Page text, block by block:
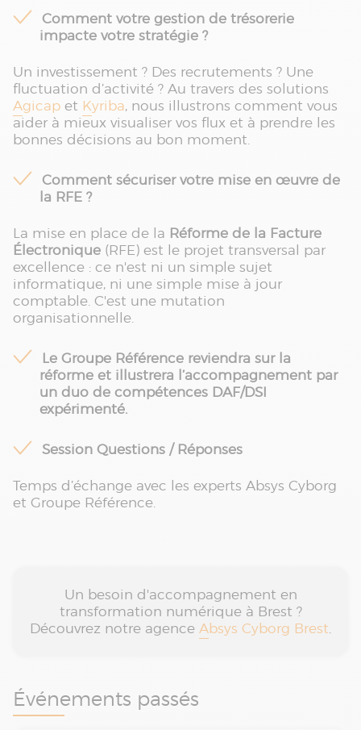
Comment votre gestion de trésorerie
impacte votre stratégie ?
Un investissement ? Des recrutements ? Une
fluctuation d’activité ? Au travers des solutions
Agicap et Kyriba, nous illustrons comment vous
aider à mieux visualiser vos flux et à prendre les
bonnes décisions au bon moment.
Comment sécuriser votre mise en œuvre de
la RFE ?
La mise en place de la Réforme de la Facture
Électronique (RFE) est le projet transversal par
excellence : ce n'est ni un simple sujet
informatique, ni une simple mise à jour
comptable. C'est une mutation
organisationnelle.
Le Groupe Référence reviendra sur la
réforme et illustrera l’accompagnement par
un duo de compétences DAF/DSI
expérimenté.
Session Questions / Réponses
Temps d’échange avec les experts Absys Cyborg
et Groupe Référence.
Un besoin d'accompagnement en
transformation numérique à Brest ?
Découvrez notre agence Absys Cyborg Brest.
Événements passés